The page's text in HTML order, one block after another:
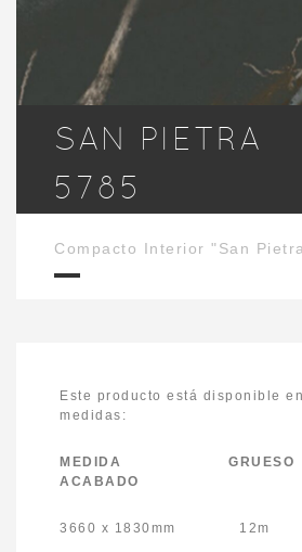
SAN PIETRA
5785
Compacto Interior "San
Este producto está disponible
medidas:
MEDIDA
ACABADO
3660 x